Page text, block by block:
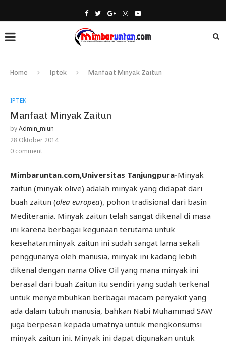
Home Iptek Manfaat Minyak Zaitun
IPTEK
Manfaat Minyak Zaitun
byAdmin_miun
28 Oktober 2014
0 comment
Mimbaruntan.com,Universitas Tanjungpura-Minyak
zaitun (minyak olive) adalah minyak yang didapat dari
buah zaitun (olea europea), pohon tradisional dari basin
Mediterania. Minyak zaitun telah sangat dikenal di masa
ini karena berbagai kegunaan terutama untuk
kesehatan.minyak zaitun ini sudah sangat lama sekali
penggunanya oleh manusia, minyak ini kadang lebih
dikenal dengan nama Olive Oil yang mana minyak ini
berasal dari buah Zaitun itu sendiri yang sudah terkenal
untuk menyembuhkan berbagai macam penyakit yang
ada dalam tubuh manusia, bahkan Nabi Muhammad SAW
juga berpesan kepada umatnya untuk mengkonsumsi
minyak zaitun ini. Minyak ini dapat digunakan untuk